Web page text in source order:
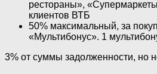
рестораны»,
клиентов ВТБ
50% максимальный, за
«Мультибонус». 1
3% от суммы задолженности, но